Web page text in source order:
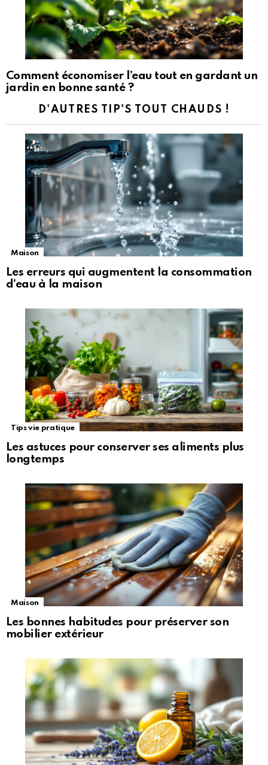
Comment économiser l’eau tout en gardant un
jardin en bonne santé ?
D'AUTRES TIP'S TOUT CHAUDS !
Maison
Les erreurs qui augmentent la consommation
d’eau à la maison
Tips vie pratique
Les astuces pour conserver ses aliments plus
longtemps
Maison
Les bonnes habitudes pour préserver son
mobilier extérieur